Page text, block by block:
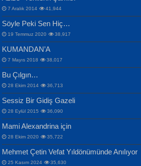
VAHDETTİN YİĞİTCAN
Samimiyet Nedir?...
İPEK ACAR SERT
Gazze’nin Şecaati, Ümmetin İmtihanı...
Bülent Sağlam
Mescid-i Aksâ Üstüne Ay!...
Selahattin Yıldız
İdrakimle Üşürken...
ERDEM BAYAZIT
Sana, Bana, Vatanıma, Ülkemin
İnsanlarına Dair...
7 Aralık 2014 41,944
Söyle Peki Sen Hiç…
19 Temmuz 2020 38,917
KUMANDAN’A
7 Mayıs 2018 38,017
Bu Çılgın…
28 Ekim 2014 36,713
Sessiz Bir Gidiş Gazeli
28 Eylül 2015 36,090
Mami Alexandrina için
28 Ekim 2020 35,722
Mehmet Çetin Vefat Yıldönümünde Anılıyor
25 Kasım 2024 35,630